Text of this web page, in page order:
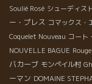
Soulié Rosé シューディス
ー・プレス コマックス・
Coquelet Nouveau コート
NOUVELLE BAGUE
バカーブ モンペイル村
ーマン DOMAINE